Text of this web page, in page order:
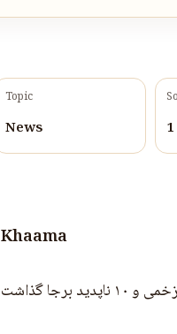
Topic
News 1
Khaama
گذاشت